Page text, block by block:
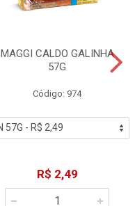
MAGGI CALDO GALINHA
57G
Código: 974
R$ 2,49